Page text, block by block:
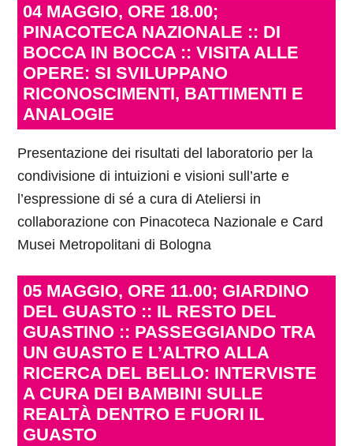
04 MAGGIO, ORE 18.00;
PINACOTECA NAZIONALE :: DI
BOCCA IN BOCCA :: VISITA ALLE
OPERE: SI SVILUPPANO
RICONOSCIMENTI, BATTIMENTI E
ANALOGIE
Presentazione dei risultati del laboratorio per la
condivisione di intuizioni e visioni sull’arte e
l’espressione di sé a cura di Ateliersi in
collaborazione con Pinacoteca Nazionale e Card
Musei Metropolitani di Bologna
05 MAGGIO, ORE 11.00; GIARDINO
DEL GUASTO :: IL RESTO DEL
GUASTINO :: PASSEGGIANDO TRA
UN GUASTO E L’ALTRO ALLA
RICERCA DEL BELLO: INTERVISTE
A CURA DEI BAMBINI SULLE
REALTÀ DENTRO E FUORI IL
GUASTO